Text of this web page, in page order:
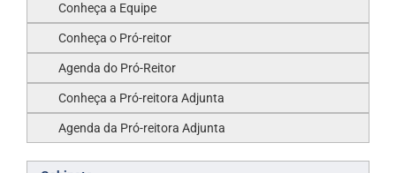
Conheça a Equipe
Conheça o Pró-reitor
Agenda do Pró-Reitor
Conheça a Pró-reitora Adjunta
Agenda da Pró-reitora Adjunta